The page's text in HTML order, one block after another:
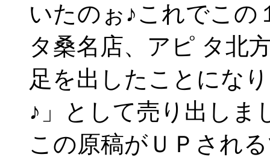
いたのぉ♪これでこの
タ桑名店、アピ タ北
足を出したことにな
♪」として売り出しま
この原稿がＵＰされ